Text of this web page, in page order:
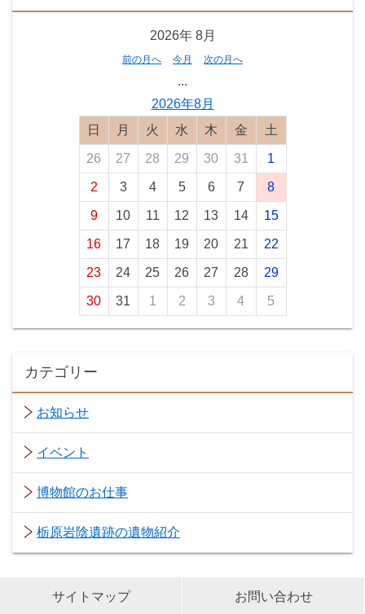
2026年 8月
前の月へ 今月 次の月へ
...
2026年8月
日曜日月曜日火曜日水曜日木曜日金曜日土曜日
26 27 28 29 30 31 1
2 3 4 5 6 7 8
9 10 11 12 13 14 15
16 17 18 19 20 21 22
23 24 25 26 27 28 29
30 31 1 2 3 4 5
カテゴリー
お知らせ
イベント
博物館のお仕事
栃原岩陰遺跡の遺物紹介
サイトマップ お問い合わせ